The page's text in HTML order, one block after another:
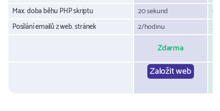
Max. doba běhu PHP skriptu
20 sekund
Posílání emailů z web. stránek
2/hodinu
Zdarma
Založit web